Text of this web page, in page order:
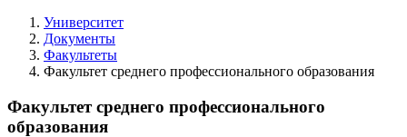
Университет
Документы
Факультеты
Факультет среднего профессионального образования
Факультет среднего профессионального
образования